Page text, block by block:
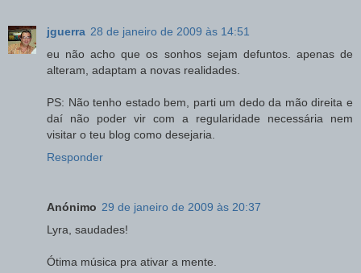
jguerra 28 de janeiro de 2009 às 14:51
eu não acho que os sonhos sejam defuntos. apenas de
alteram, adaptam a novas realidades.
PS: Não tenho estado bem, parti um dedo da mão direita e
daí não poder vir com a regularidade necessária nem
visitar o teu blog como desejaria.
Responder
Anónimo 29 de janeiro de 2009 às 20:37
Lyra, saudades!
Ótima música pra ativar a mente.